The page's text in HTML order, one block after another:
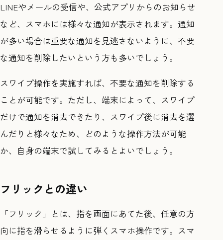
LINEやメールの受信や、公式アプリからのお知らせ
など、スマホには様々な通知が表示されます。通知
が多い場合は重要な通知を見逃さないように、不要
な通知を削除したいという方も多いでしょう。
スワイプ操作を実施すれば、不要な通知を削除する
ことが可能です。ただし、端末によって、スワイプ
だけで通知を消去できたり、スワイプ後に消去を選
んだりと様々なため、どのような操作方法が可能
か、自身の端末で試してみるとよいでしょう。
フリックとの違い
「フリック」とは、指を画面にあてた後、任意の方
向に指を滑らせるように弾くスマホ操作です。スマ